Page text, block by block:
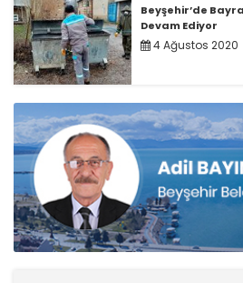
Beyşehir’de
Devam Ediyor
4 Ağustos 2020